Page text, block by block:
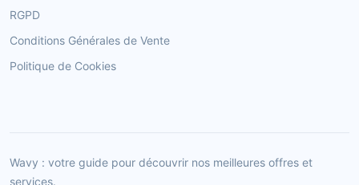
RGPD
Conditions Générales de Vente
Politique de Cookies
Wavy : votre guide pour découvrir nos meilleures offres et
services.